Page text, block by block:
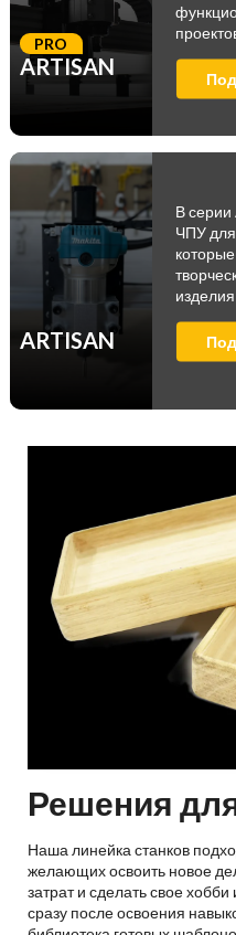
ARTISAN
PRO
ARTISAN
В серии
ЧПУ
Решения
Наша линейка станков
желающих освоить новое
затрат и сделать свое
сразу после освоения